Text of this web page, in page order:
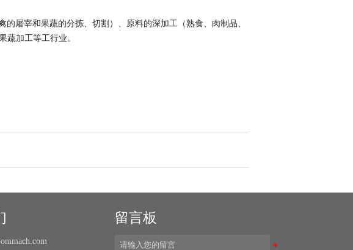
宰和果蔬的分拣、切割）、原料的深加工（熟食、肉制品、
加工等工行业。
留言板